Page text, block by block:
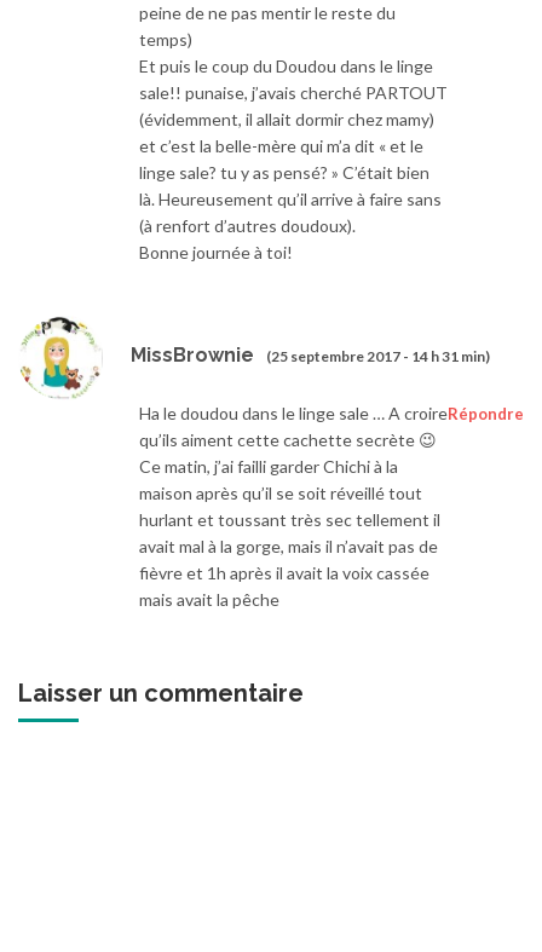
peine de ne pas mentir le reste du
temps)
Et puis le coup du Doudou dans le linge
sale!! punaise, j’avais cherché PARTOUT
(évidemment, il allait dormir chez mamy)
et c’est la belle-mère qui m’a dit « et le
linge sale? tu y as pensé? » C’était bien
là. Heureusement qu’il arrive à faire sans
(à renfort d’autres doudoux).
Bonne journée à toi!
MissBrownie (25 septembre 2017 - 14 h 31 min)
Répondre
Ha le doudou dans le linge sale … A croire
qu’ils aiment cette cachette secrète 😉
Ce matin, j’ai failli garder Chichi à la
maison après qu’il se soit réveillé tout
hurlant et toussant très sec tellement il
avait mal à la gorge, mais il n’avait pas de
fièvre et 1h après il avait la voix cassée
mais avait la pêche
Laisser un commentaire